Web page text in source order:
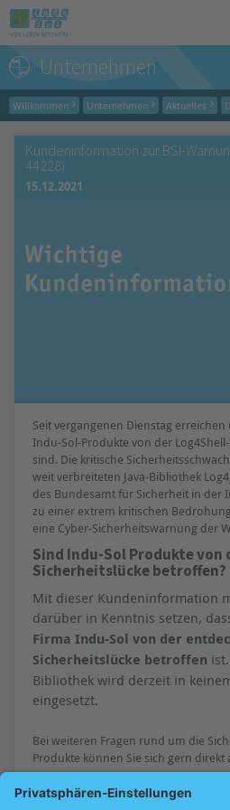
Unternehmen
Willkommen Unternehmen Aktuelles
Kundeninformation zur BSI-
44228)
15.12.2021
Seit vergangenen Dienstag
Indu-Sol-Produkte von der
sind. Die kritische
weit verbreiteten Java-Bibliothek
des Bundesamt für Sicherheit in der
zu einer extrem kritischen
eine Cyber-Sicherheitswarnung der
Sind Indu-Sol Produkte von
Sicherheitslücke betroffen?
Mit dieser Kundeninformation
darüber in Kenntnis setzen,
Firma Indu-Sol von der
Sicherheitslücke betroffen
Bibliothek wird derzeit in
eingesetzt.
Bei weiteren Fragen rund um die
Produkte können Sie sich gern direkt